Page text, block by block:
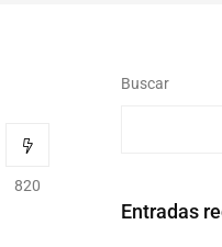
820
Buscar
Entradas